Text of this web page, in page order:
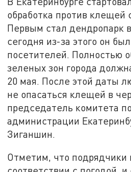
обработка против клещей
Первым стал дендропарк
сегодня из-за этого он
посетителей. Полностью
зеленых зон города
20 мая. После этой даты
не опасаться клещей в
председатель комитета
администрации
Зиганшин.
Отметим, что подрядчики